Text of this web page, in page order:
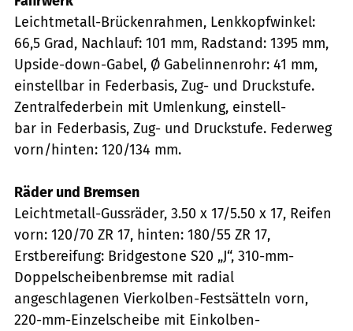
Leichtmetall-Brückenrahmen, Lenkkopfwinkel:
66,5 Grad, Nachlauf: 101 mm, Radstand: 1395 mm,
Upside-down-Gabel, Ø Gabelinnenrohr: 41 mm,
einstellbar in Federbasis, Zug- und Druckstufe.
Zentralfederbein mit Umlenkung, einstell-
bar in Federbasis, Zug- und Druckstufe. Federweg
vorn/hinten: 120/134 mm.
Räder und Bremsen
Leichtmetall-Gussräder, 3.50 x 17/5.50 x 17, Reifen
vorn: 120/70 ZR 17, hinten: 180/55 ZR 17,
Erstbereifung: Bridgestone S20 „J“, 310-mm-
Doppelscheibenbremse mit radial
angeschlagenen Vierkolben-Festsätteln vorn,
220-mm-Einzelscheibe mit Einkolben-